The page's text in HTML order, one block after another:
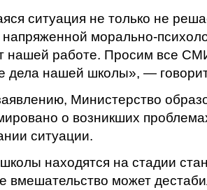
ситуация не только не
напряженной морально-
нашей работе. Просим все
дела нашей школы», —
Министерство
о возникших
ситуации.
находятся на стадии
вмешательство может